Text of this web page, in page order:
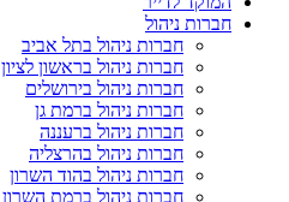
חברות ניהול
חברות ניהול בתל אביב
חברות ניהול בראשון לציון
חברות ניהול בירושלים
חברות ניהול ברמת גן
חברות ניהול ברעננה
חברות ניהול בהרצליה
חברות ניהול בהוד השרון
חברות ניהול ברמת השרון